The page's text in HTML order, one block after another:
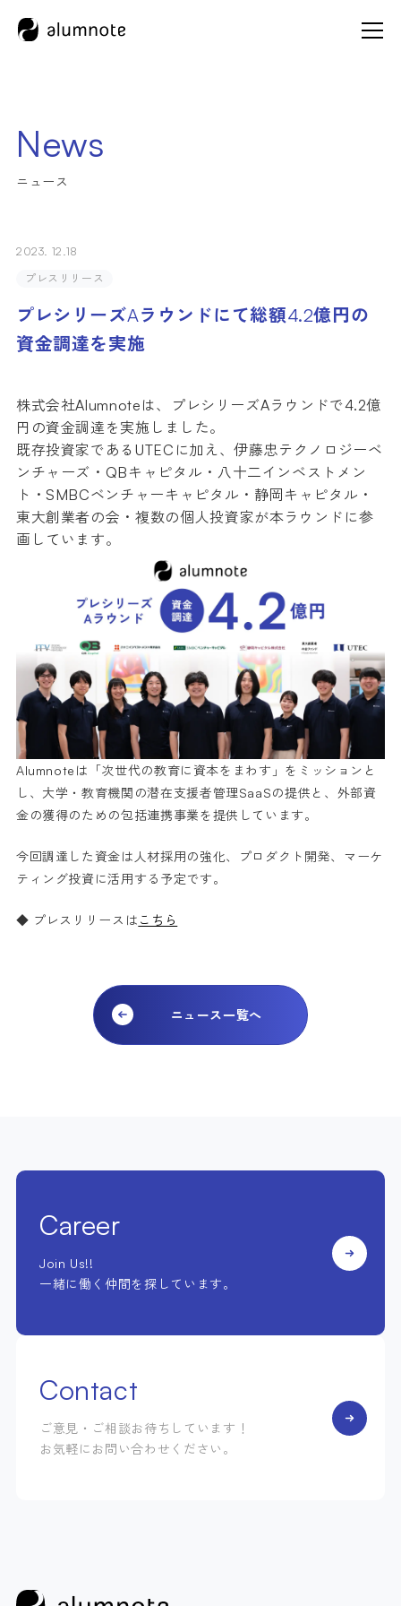
News
2023. 12.18
プレスリリース
プレシリーズAラウンドにて総額4.2億円の
資金調達を実施
株式会社Alumnoteは、プレシリーズAラウンドで4.2億
円の資金調達を実施しました。
既存投資家であるUTECに加え、伊藤忠テクノロジーベ
ンチャーズ・QBキャピタル・八十二インベストメン
ト・SMBCベンチャーキャピタル・静岡キャピタル・
東大創業者の会・複数の個人投資家が本ラウンドに参
画しています。
Alumnoteは「次世代の教育に資本をまわす」をミッションと
し、大学・教育機関の潜在支援者管理SaaSの提供と、​​外部資
金の獲得のための包括連携事業を提供しています。
今回調達した資金は人材採用の強化、プロダクト開発、マーケ
ティング投資に活用する予定です。
◆ プレスリリースは こちら
ニュース一覧へ
Career
Join Us!!
一緒に働く仲間を探しています。
Contact
ご意見・ご相談お待ちしています！
お気軽にお問い合わせください。